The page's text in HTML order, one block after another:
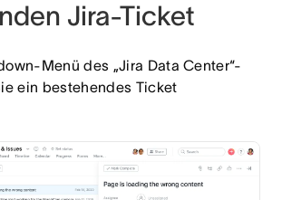
Jira-Ticket
Menü des „Jira Data Center“-
ein bestehendes Ticket